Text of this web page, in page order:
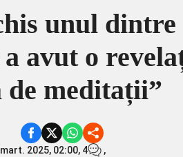
unul dintre
avut o
de meditații”
2025, 02:00, 4
,